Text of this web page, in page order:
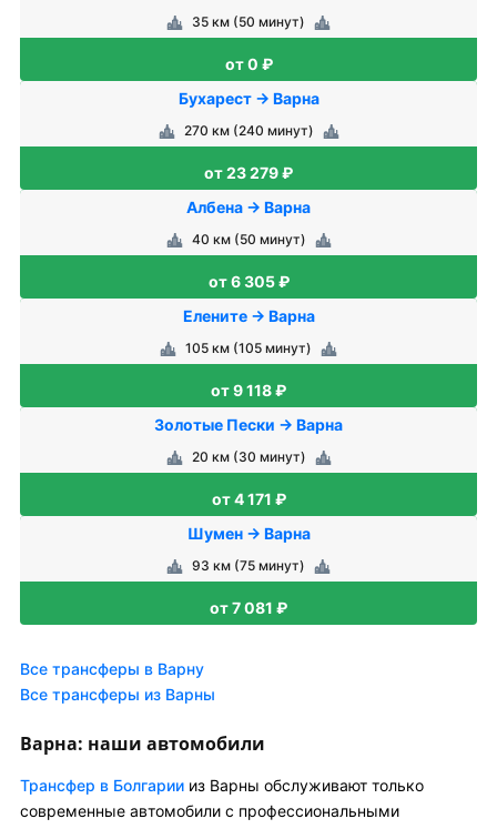
35 км (50 минут)
от 0 ₽
Бухарест → Варна
270 км (240 минут)
от 23 279 ₽
Албена → Варна
40 км (50 минут)
от 6 305 ₽
Елените → Варна
105 км (105 минут)
от 9 118 ₽
Золотые Пески → Варна
20 км (30 минут)
от 4 171 ₽
Шумен → Варна
93 км (75 минут)
от 7 081 ₽
Все трансферы в Варну
Все трансферы из Варны
Варна: наши автомобили
Трансфер в Болгарии из Варны обслуживают только
современные автомобили с профессиональными